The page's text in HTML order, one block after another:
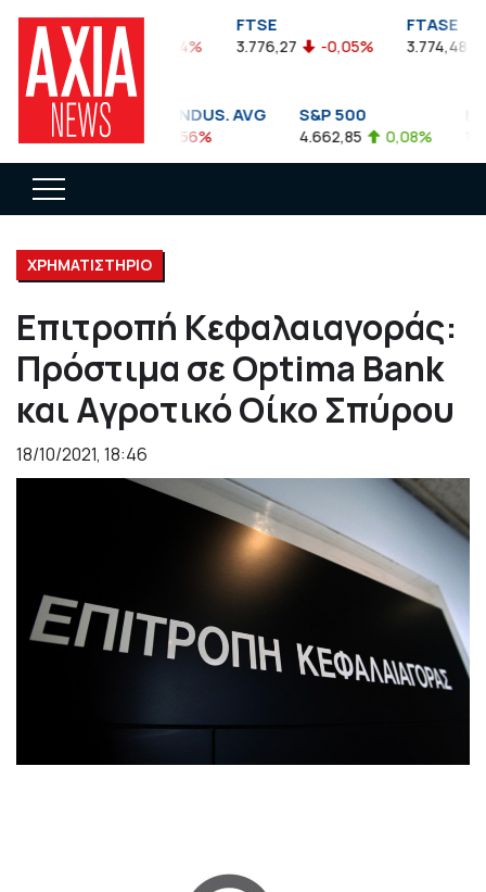
FTSEA
899,47 -0,04%
FTSE
3.776,27 -0,05%
FTASE
3.774,48
DOW JONES INDUS. AVG
35.911,81 -0,56%
S&P 500
4.662,85 0,08%
ΧΡΗΜΑΤΙΣΤΗΡΙΟ
Επιτροπή Κεφαλαιαγοράς:
Πρόστιμα σε Optima Bank
και Αγροτικό Οίκο Σπύρου
18/10/2021, 18:46